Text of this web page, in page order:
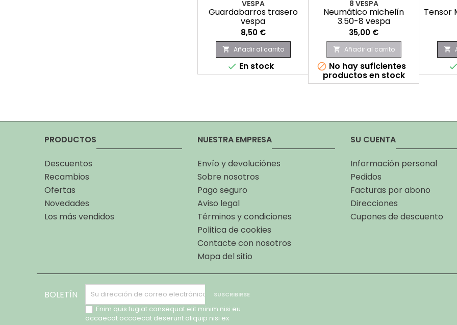
VESPA
Guardabarros trasero
vespa
Precio
8,50 €
 Añadir al carrito
 En stock
8 VESPA
Neumático michelín
3.50-8 vespa
Precio
35,00 €
 Añadir al carrito
 No hay suficientes
productos en stock
Tensor

PRODUCTOS
Descuentos
Recambios
Ofertas
Novedades
Los más vendidos
NUESTRA EMPRESA
Envío y devoluciónes
Sobre nosotros
Pago seguro
Aviso legal
Términos y condiciones
Politica de cookies
Contacte con nosotros
Mapa del sitio
SU CUENTA
Información personal
Pedidos
Facturas por abono
Direcciones
Cupones de descuento
BOLETÍN
Enim quis fugiat consequat elit minim nisi eu
occaecat occaecat deserunt aliquip nisi ex